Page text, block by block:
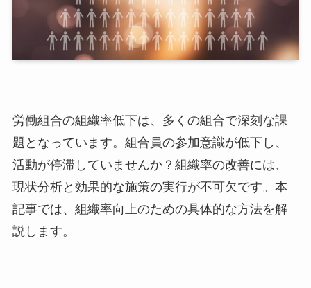
労働組合の組織率低下は、多くの組合で深刻な課
題となっています。組合員の参加意識が低下し、
活動が停滞していませんか？組織率の改善には、
現状分析と効果的な施策の実行が不可欠です。本
記事では、組織率向上のための具体的な方法を解
説します。